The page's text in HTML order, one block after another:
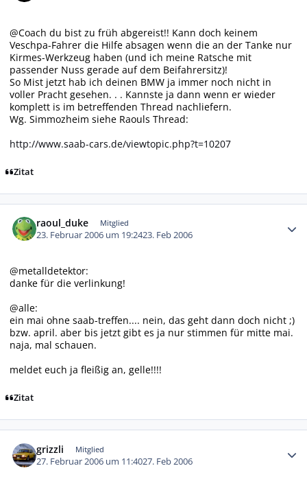
@Coach du bist zu früh abgereist!! Kann doch keinem
Veschpa-Fahrer die Hilfe absagen wenn die an der Tanke nur
Kirmes-Werkzeug haben (und ich meine Ratsche mit
passender Nuss gerade auf dem Beifahrersitz)!
So Mist jetzt hab ich deinen BMW ja immer noch nicht in
voller Pracht gesehen. . . Kannste ja dann wenn er wieder
komplett is im betreffenden Thread nachliefern.
Wg. Simmozheim siehe Raouls Thread:
http://www.saab-cars.de/viewtopic.php?t=10207
Zitat
raoul_duke Mitglied
23. Februar 2006 um 19:2423. Feb 2006
@metalldetektor:
danke für die verlinkung!
@alle:
ein mai ohne saab-treffen.... nein, das geht dann doch nicht ;)
bzw. april. aber bis jetzt gibt es ja nur stimmen für mitte mai.
naja, mal schauen.
meldet euch ja fleißig an, gelle!!!!
Zitat
grizzli Mitglied
27. Februar 2006 um 11:4027. Feb 2006